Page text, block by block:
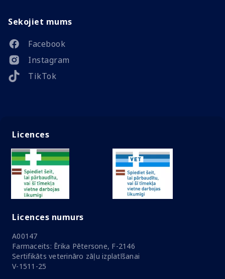
Sekojiet mums
Facebook
Instagram
TikTok
Licences
Licences numurs
A00147
Farmaceits: Ērika Pētersone, F-2146
Sertifikāts veterināro zāļu izplatīšanai
V-1511-25